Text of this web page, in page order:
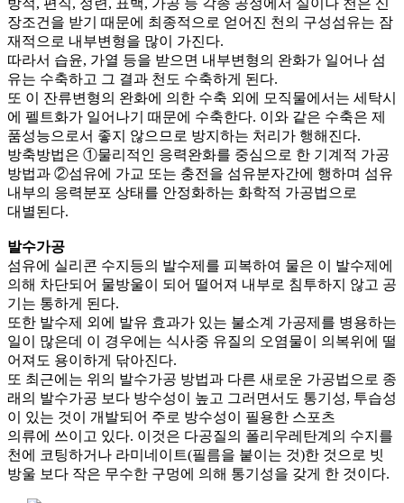
장조건을 받기 때문에 최종적으로 얻어진 천의 구성섬유는 잠
재적으로 내부변형을 많이 가진다.
따라서 습윤, 가열 등을 받으면 내부변형의 완화가 일어나 섬
유는 수축하고 그 결과 천도 수축하게 된다.
또 이 잔류변형의 완화에 의한 수축 외에 모직물에서는 세탁시
에 펠트화가 일어나기 때문에 수축한다. 이와 같은 수축은 제
품성능으로서 좋지 않으므로 방지하는 처리가 행해진다.
방축방법은 ①물리적인 응력완화를 중심으로 한 기계적 가공
방법과 ②섬유에 가교 또는 충전을 섬유분자간에 행하며 섬유
내부의 응력분포 상태를 안정화하는 화학적 가공법으로
대별된다.
발수가공
섬유에 실리콘 수지등의 발수제를 피복하여 물은 이 발수제에
의해 차단되어 물방울이 되어 떨어져 내부로 침투하지 않고 공
기는 통하게 된다.
또한 발수제 외에 발유 효과가 있는 불소계 가공제를 병용하는
일이 많은데 이 경우에는 식사중 유질의 오염물이 의복위에 떨
어져도 용이하게 닦아진다.
또 최근에는 위의 발수가공 방법과 다른 새로운 가공법으로 종
래의 발수가공 보다 방수성이 높고 그러면서도 통기성, 투습성
이 있는 것이 개발되어 주로 방수성이 필용한 스포츠
의류에 쓰이고 있다. 이것은 다공질의 폴리우레탄계의 수지를
천에 코팅하거나 라미네이트(필름을 붙이는 것)한 것으로 빗
방울 보다 작은 무수한 구멍에 의해 통기성을 갖게 한 것이다.